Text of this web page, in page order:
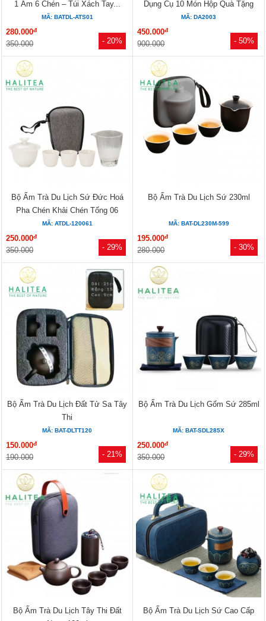
- 20%
1 Ấm 6 Chén – Túi Xách Tay...
MÃ: BATDL-ATS01
280.000đ
350.000 - 50%
Dụng Cụ 10 Món Hộp Quà Tặng
MÃ: DA2003
450.000đ
900.000
- 29%
Bộ Ấm Trà Du Lịch Sứ Đức Hoá
Pha Chén Khải Chén Tống 06
Món...
MÃ: ATDL-120061
250.000đ
350.000 - 30%
Bộ Ấm Trà Du Lịch Sứ 230ml
MÃ: BAT-DL230M-599
195.000đ
280.000
- 21%
Bộ Ấm Trà Du Lịch Đất Tử Sa Tây
Thi
MÃ: BAT-DLTT120
150.000đ
190.000 - 29%
Bộ Ấm Trà Du Lịch Gốm Sứ 285ml
MÃ: BAT-SDL285X
250.000đ
350.000
Bộ Ấm Trà Du Lịch Tây Thi Đất
Bộ Ấm Trà Du Lịch Sứ Cao Cấp